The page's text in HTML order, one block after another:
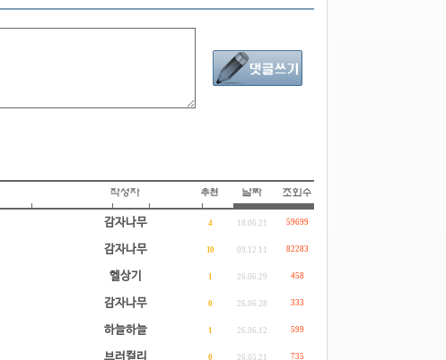
감자나무 4 18.06.21 59699
감자나무 10 09.12.11 82283
헬상기 1 26.06.29 458
감자나무 0 26.06.28 333
하늘하늘 1 26.06.12 599
브러컬리 0 26.05.21 735